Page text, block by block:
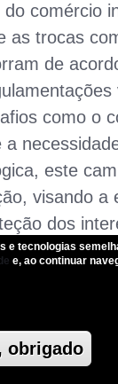
comércio
as trocas
de
como o
a
este
visando a
dos
oferecer
e
e tecnologias
e, ao continuar
obrigado